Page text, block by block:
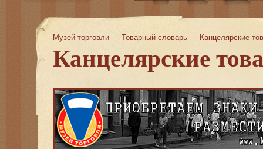
Музей торговли — Товарный словарь — Канцелярские
Канцелярские